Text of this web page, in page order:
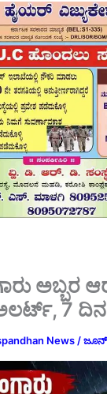
ಅಬ್ಬರ
7
News /ಜೂನ್